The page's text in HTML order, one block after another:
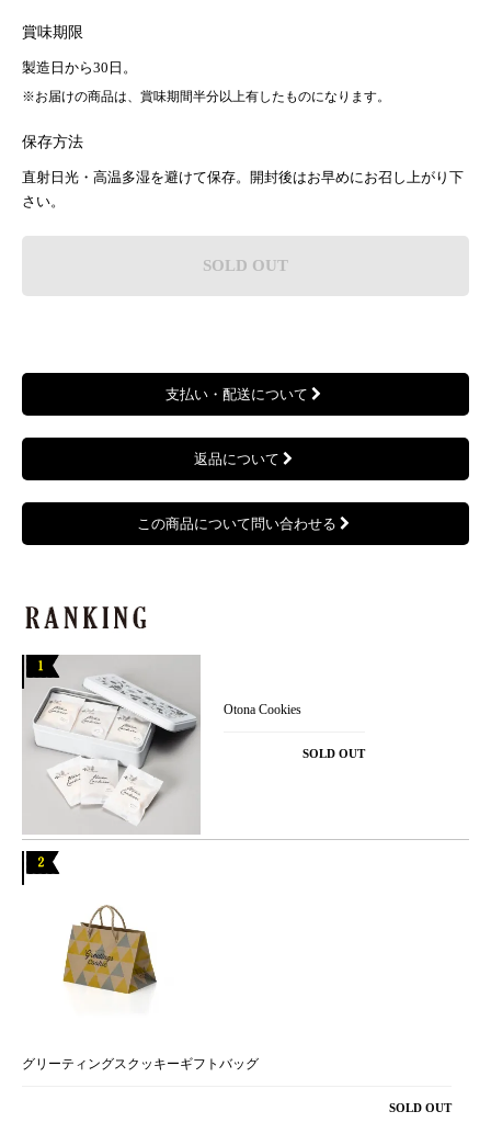
賞味期限
製造日から30日。
※お届けの商品は、賞味期間半分以上有したものになります。
保存方法
直射日光・高温多湿を避けて保存。開封後はお早めにお召し上がり下
さい。
SOLD OUT
支払い・配送について
返品について
この商品について問い合わせる
Otona Cookies
SOLD OUT
グリーティングスクッキーギフトバッグ
SOLD OUT